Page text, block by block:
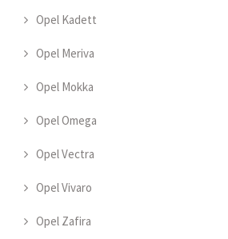
Opel Kadett
Opel Meriva
Opel Mokka
Opel Omega
Opel Vectra
Opel Vivaro
Opel Zafira